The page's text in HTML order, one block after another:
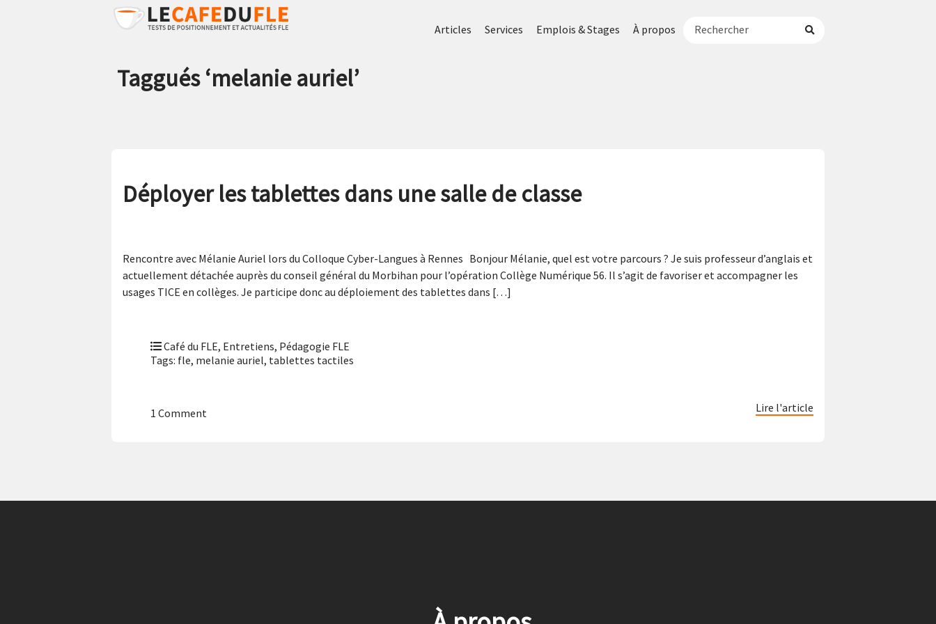
Articles Services Emplois & Stages À propos
Taggués ‘melanie auriel’
Déployer les tablettes dans une salle de classe
Rencontre avec Mélanie Auriel lors du Colloque Cyber-Langues à Rennes Bonjour Mélanie, quel est votre parcours ? Je suis professeur d’anglais et
actuellement détachée auprès du conseil général du Morbihan pour l’opération Collège Numérique 56. Il s’agit de favoriser et accompagner les
usages TICE en collèges. Je participe donc au déploiement des tablettes dans […]
Café du FLE, Entretiens, Pédagogie FLE
Tags: fle, melanie auriel, tablettes tactiles
1 Comment Lire l'article